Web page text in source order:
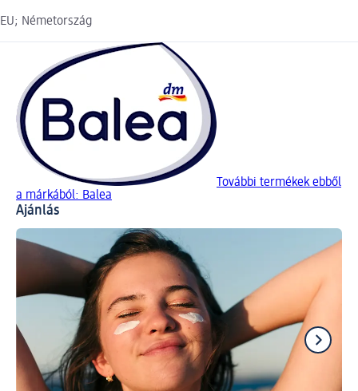
EU; Németország
További termékek ebből
a márkából: Balea
Ajánlás